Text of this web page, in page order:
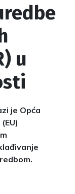
u
je Opća